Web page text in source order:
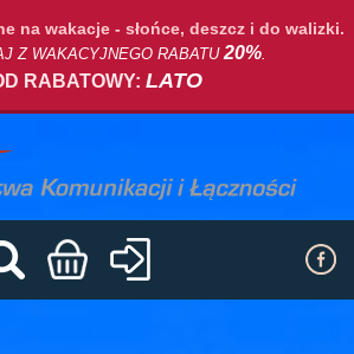
na wakacje - słońce, deszcz i do walizki.
Z WAKACYJNEGO RABATU20%.
RABATOWY: LATO